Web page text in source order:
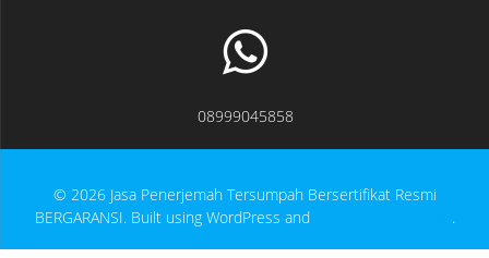
08999045858
© 2026 Jasa Penerjemah Tersumpah Bersertifikat Resmi
BERGARANSI. Built using WordPress and
.